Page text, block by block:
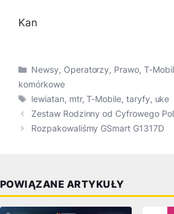
Kan
Kategorie
Newsy, Operatorzy, Prawo, T-
komórkowe
Tagi
lewiatan, mtr,T-Mobile, taryfy, uke
Zestaw Rodzinny od Cyfrowego
Rozpakowaliśmy GSmart G1317D
POWIĄZANE ARTYKUŁY